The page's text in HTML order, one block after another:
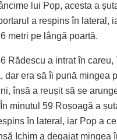
lui Pop, acesta a
a respins în lateral,
metri pe lângă poartă.
Rădescu a intrat în
dar era să îi pună mingea
însă a reușit să se
minutul 59 Roșoagă a
în lateral, iar Pop a
Ichim a degajat mingea